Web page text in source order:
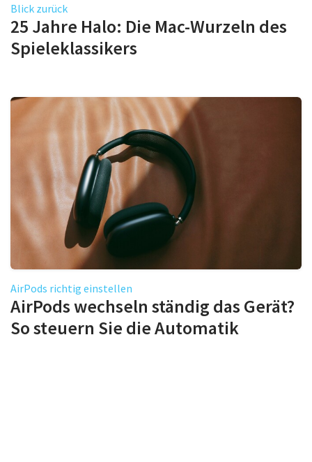
Blick zurück
25 Jahre Halo: Die Mac-Wurzeln des
Spieleklassikers
AirPods richtig einstellen
AirPods wechseln ständig das Gerät?
So steuern Sie die Automatik